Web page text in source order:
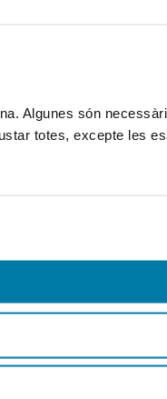
Algunes són
totes, excepte les